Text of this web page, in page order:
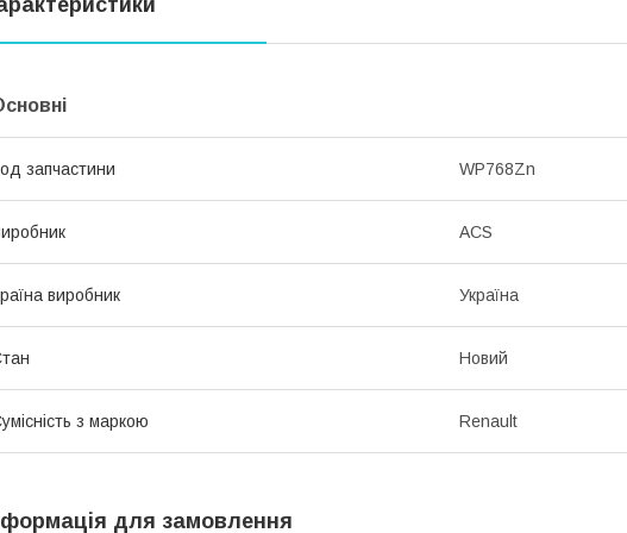
запчастини WP768Zn
ACS
виробник Україна
Новий
з маркою Renault
для замовлення